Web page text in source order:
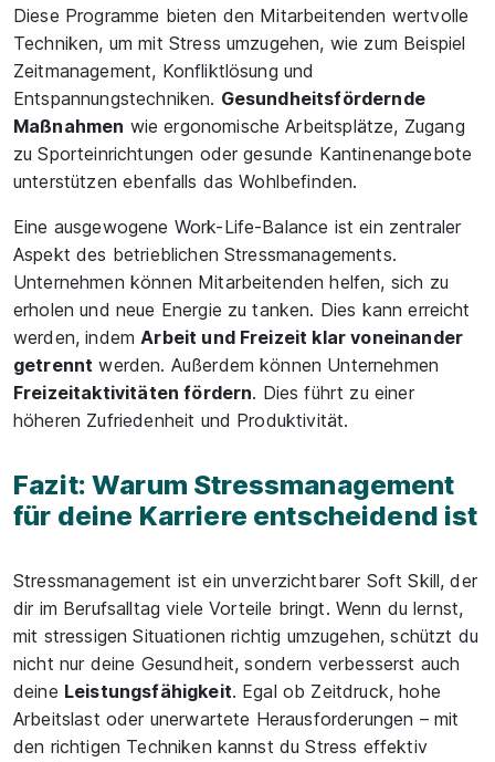
Diese Programme bieten den Mitarbeitenden wertvolle
Techniken, um mit Stress umzugehen, wie zum Beispiel
Zeitmanagement, Konfliktlösung und
Entspannungstechniken. Gesundheitsfördernde
Maßnahmen wie ergonomische Arbeitsplätze, Zugang
zu Sporteinrichtungen oder gesunde Kantinenangebote
unterstützen ebenfalls das Wohlbefinden.
Eine ausgewogene Work-Life-Balance ist ein zentraler
Aspekt des betrieblichen Stressmanagements.
Unternehmen können Mitarbeitenden helfen, sich zu
erholen und neue Energie zu tanken. Dies kann erreicht
werden, indemArbeit und Freizeit klar voneinander
getrennt werden. Außerdem können Unternehmen
Freizeitaktivitäten fördern. Dies führt zu einer
höheren Zufriedenheit und Produktivität.
Fazit: Warum Stressmanagement
für deine Karriere entscheidend ist
Stressmanagement ist ein unverzichtbarer Soft Skill, der
dir im Berufsalltag viele Vorteile bringt. Wenn du lernst,
mit stressigen Situationen richtig umzugehen, schützt du
nicht nur deine Gesundheit, sondern verbesserst auch
deine Leistungsfähigkeit. Egal ob Zeitdruck, hohe
Arbeitslast oder unerwartete Herausforderungen – mit
den richtigen Techniken kannst du Stress effektiv